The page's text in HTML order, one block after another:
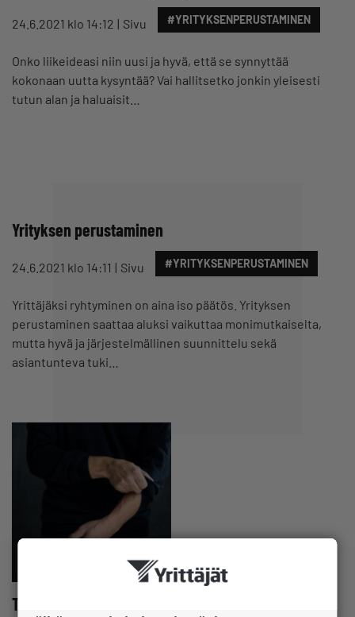
24.6.2021 klo 14:12 Sivu #YRITYKSENPERUSTAMINEN
Onko liikeideasi niin uusi ja hyvä, että se synnyttää
kokonaan uutta kysyntää? Vai hallitsetko jonkin yleisesti
tutun alan ja haluaisit…
Yrityksen perustaminen
24.6.2021 klo 14:11 Sivu #YRITYKSENPERUSTAMINEN
Yrittäjäksi ryhtyminen on aina iso päätös. Yrityksen
perustaminen saattaa aluksi vaikuttaa monimutkaiselta,
mutta hyvä ja järjestelmällinen suunnittelu sekä
asiantunteva tuki…
TE-toimisto ja ELY-keskus aloittavan yrityksen